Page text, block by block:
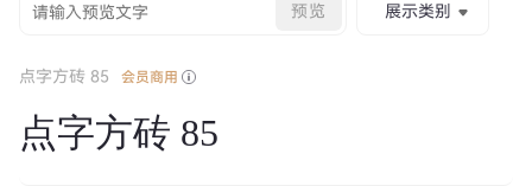
预览 展示类别
点字方砖 85 会员商用
点字方砖 85